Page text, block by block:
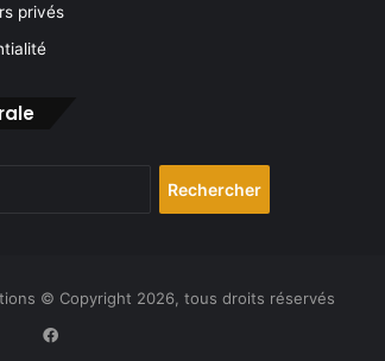
privés
© Copyright 2026, tous droits réservés
Facebook